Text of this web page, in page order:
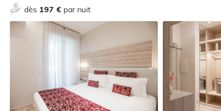
dès 197 € par nuit